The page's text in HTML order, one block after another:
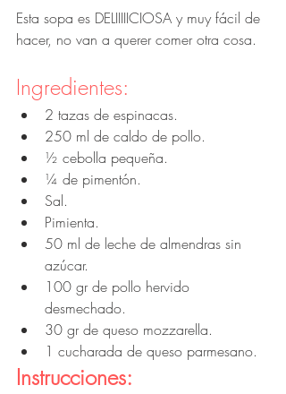
Esta sopa es DELIIIIICIOSA y muy fácil de
hacer, no van a querer comer otra cosa.
Ingredientes:
2 tazas de espinacas.
250 ml de caldo de pollo.
½ cebolla pequeña.
¼ de pimentón.
Sal.
Pimienta.
50 ml de leche de almendras sin
azúcar.
100 gr de pollo hervido
desmechado.
30 gr de queso mozzarella.
1 cucharada de queso parmesano.
Instrucciones: